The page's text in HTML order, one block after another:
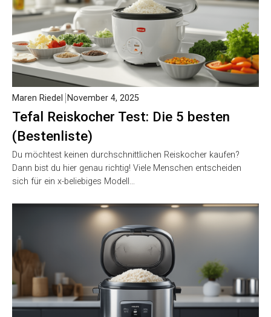
Tefal Reiskocher Test: Die 5 besten
(Bestenliste)
Maren Riedel November 4, 2025
Du möchtest keinen durchschnittlichen Reiskocher kaufen?
Dann bist du hier genau richtig! Viele Menschen entscheiden
sich für ein x-beliebiges Modell…